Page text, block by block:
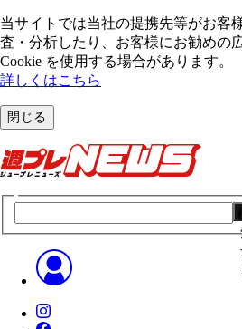
当サイトでは当社の提携先等がお客
査・分析したり、お客様にお勧めの
Cookie を使⽤する場合があります。
詳しくはこちら
閉じる